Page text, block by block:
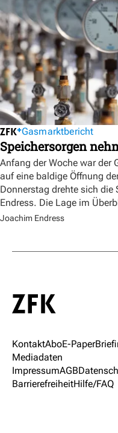
Gasmarktbericht
Speichersorgen
Anfang der Woche war der
auf eine baldige Öffnung
Donnerstag drehte sich
Endress. Die Lage im
Joachim Endress
KontaktAboE-Paper
Mediadaten
ImpressumAGB
BarrierefreiheitHilfe/FAQ